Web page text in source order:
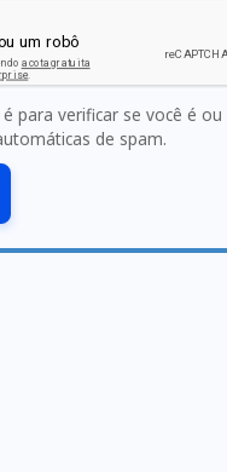
para verificar se você é
de spam.